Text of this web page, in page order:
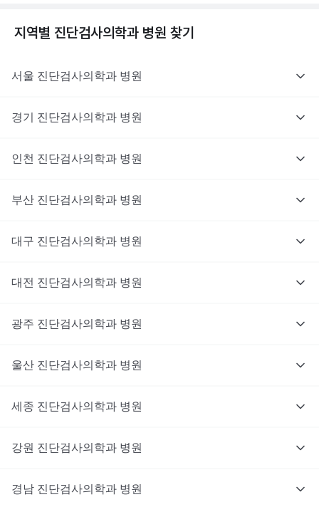
지역별 진단검사의학과 병원 찾기
서울 진단검사의학과 병원
경기 진단검사의학과 병원
인천 진단검사의학과 병원
부산 진단검사의학과 병원
대구 진단검사의학과 병원
대전 진단검사의학과 병원
광주 진단검사의학과 병원
울산 진단검사의학과 병원
세종 진단검사의학과 병원
강원 진단검사의학과 병원
경남 진단검사의학과 병원